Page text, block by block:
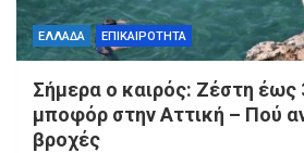
ΕΛΛΑΔΑ ΕΠΙΚΑΙΡΟΤΗΤΑ
Σήμερα ο καιρός: Ζέστη έως
μποφόρ στην Αττική – Πού
βροχές